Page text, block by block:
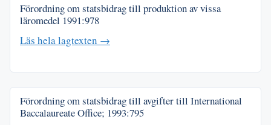
Förordning om statsbidrag till produktion av vissa
läromedel 1991:978
Läs hela lagtexten →
Förordning om statsbidrag till avgifter till International
Baccalaureate Office; 1993:795